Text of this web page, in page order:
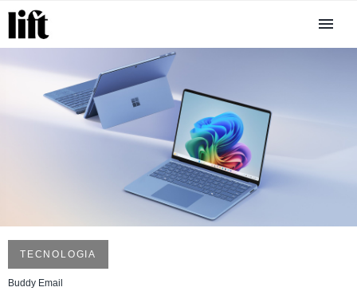
TECNOLOGIA
Buddy Email